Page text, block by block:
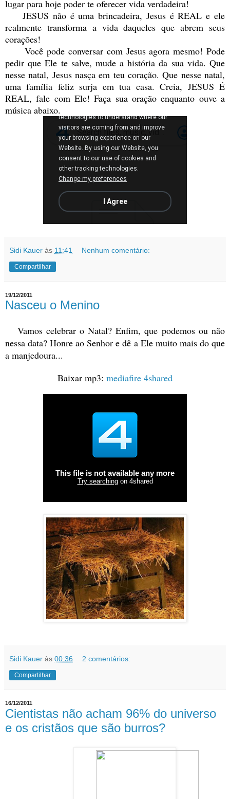
lugar para hoje poder te oferecer vida verdadeira!
JESUS não é uma brincadeira, Jesus é REAL e ele
realmente transforma a vida daqueles que abrem seus
corações!
Você pode conversar com Jesus agora mesmo! Pode
pedir que Ele te salve, mude a história da sua vida. Que
nesse natal, Jesus nasça em teu coração. Que nesse natal,
uma família feliz surja em tua casa. Creia, JESUS É
REAL, fale com Ele! Faça sua oração enquanto ouve a
música abaixo.
Sidi Kauer às 11:41 Nenhum comentário:
Compartilhar
19/12/2011
Nasceu o Menino
Vamos celebrar o Natal? Enfim, que podemos ou não
nessa data? Honre ao Senhor e dê a Ele muito mais do que
a manjedoura...
Baixar mp3: mediafire 4shared
Sidi Kauer às 00:36 2 comentários:
Compartilhar
16/12/2011
Cientistas não acham 96% do universo
e os cristãos que são burros?